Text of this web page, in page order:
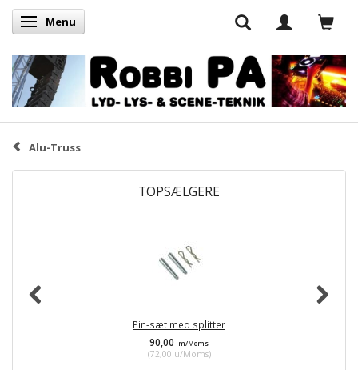
Skifte navigation
Menu
Alu-Truss
TOPSÆLGERE
Pin-sæt med splitter
90,00
m/Moms
(72,00 u/Moms)